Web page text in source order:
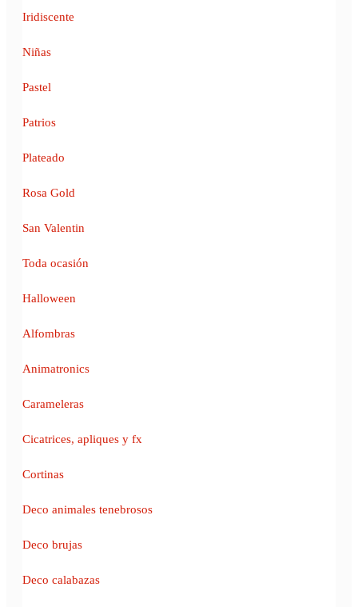
Iridiscente
Niñas
Pastel
Patrios
Plateado
Rosa Gold
San Valentin
Toda ocasión
Halloween
Alfombras
Animatronics
Carameleras
Cicatrices, apliques y fx
Cortinas
Deco animales tenebrosos
Deco brujas
Deco calabazas